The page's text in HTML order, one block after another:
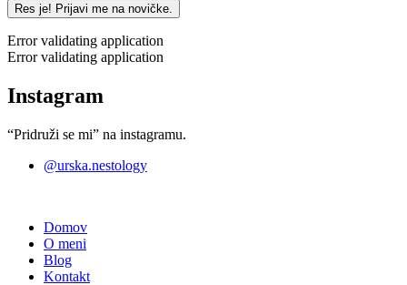
Res je! Prijavi me na novičke.
Error validating application
Error validating application
Instagram
“Pridruži se mi” na instagramu.
@urska.nestology
Domov
O meni
Blog
Kontakt